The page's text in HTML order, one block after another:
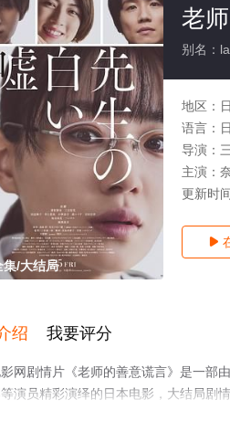
集/大结局
老
别名：
地区：
语言：
导演：
主演：
更新时

绍 我要评分
网剧情片《老师的善意谎言》是一部
演员精彩演绎的日本电影，大结局剧